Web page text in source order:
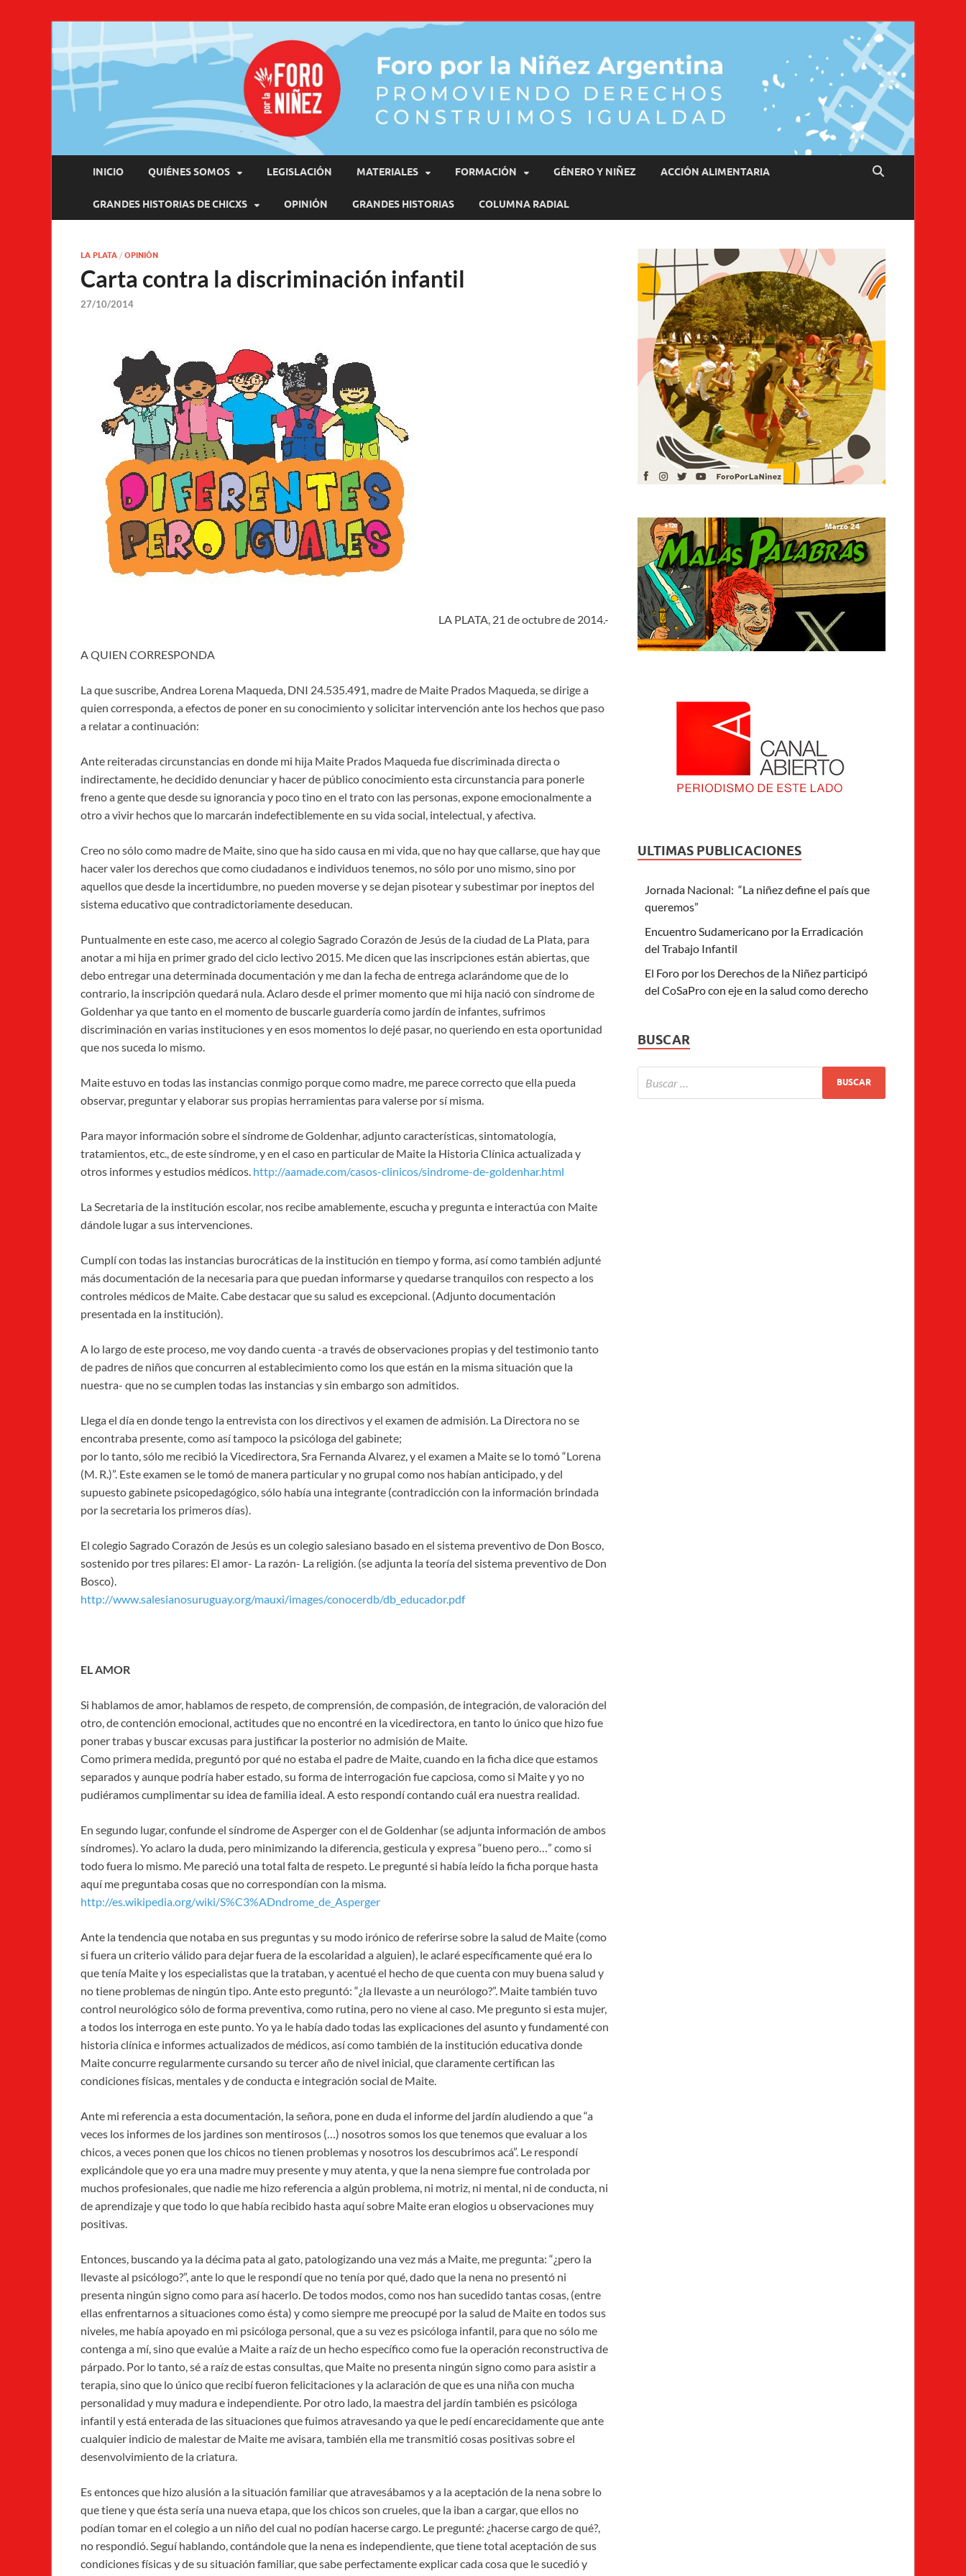
Promoviendo Derechos, Construimos Igualdad
INICIO QUIÉNES SOMOS LEGISLACIÓN MATERIALES FORMACIÓN GÉNERO Y NIÑEZ ACCIÓN ALIMENTARIA
GRANDES HISTORIAS DE CHICXS OPINIÓN GRANDES HISTORIAS COLUMNA RADIAL
LA PLATA / OPINIÓN
Carta contra la discriminación infantil
27/10/2014
LA PLATA, 21 de octubre de 2014.-
A QUIEN CORRESPONDA
La que suscribe, Andrea Lorena Maqueda, DNI 24.535.491, madre de Maite Prados Maqueda, se dirige a
quien corresponda, a efectos de poner en su conocimiento y solicitar intervención ante los hechos que paso
a relatar a continuación:
Ante reiteradas circunstancias en donde mi hija Maite Prados Maqueda fue discriminada directa o
indirectamente, he decidido denunciar y hacer de público conocimiento esta circunstancia para ponerle
freno a gente que desde su ignorancia y poco tino en el trato con las personas, expone emocionalmente a
otro a vivir hechos que lo marcarán indefectiblemente en su vida social, intelectual, y afectiva.
Creo no sólo como madre de Maite, sino que ha sido causa en mi vida, que no hay que callarse, que hay que
hacer valer los derechos que como ciudadanos e individuos tenemos, no sólo por uno mismo, sino por
aquellos que desde la incertidumbre, no pueden moverse y se dejan pisotear y subestimar por ineptos del
sistema educativo que contradictoriamente deseducan.
Puntualmente en este caso, me acerco al colegio Sagrado Corazón de Jesús de la ciudad de La Plata, para
anotar a mi hija en primer grado del ciclo lectivo 2015. Me dicen que las inscripciones están abiertas, que
debo entregar una determinada documentación y me dan la fecha de entrega aclarándome que de lo
contrario, la inscripción quedará nula. Aclaro desde el primer momento que mi hija nació con síndrome de
Goldenhar ya que tanto en el momento de buscarle guardería como jardín de infantes, sufrimos
discriminación en varias instituciones y en esos momentos lo dejé pasar, no queriendo en esta oportunidad
que nos suceda lo mismo.
Maite estuvo en todas las instancias conmigo porque como madre, me parece correcto que ella pueda
observar, preguntar y elaborar sus propias herramientas para valerse por sí misma.
Para mayor información sobre el síndrome de Goldenhar, adjunto características, sintomatología,
tratamientos, etc., de este síndrome, y en el caso en particular de Maite la Historia Clínica actualizada y
otros informes y estudios médicos. http://aamade.com/casos-clinicos/sindrome-de-goldenhar.html
La Secretaria de la institución escolar, nos recibe amablemente, escucha y pregunta e interactúa con Maite
dándole lugar a sus intervenciones.
Cumplí con todas las instancias burocráticas de la institución en tiempo y forma, así como también adjunté
más documentación de la necesaria para que puedan informarse y quedarse tranquilos con respecto a los
controles médicos de Maite. Cabe destacar que su salud es excepcional. (Adjunto documentación
presentada en la institución).
A lo largo de este proceso, me voy dando cuenta -a través de observaciones propias y del testimonio tanto
de padres de niños que concurren al establecimiento como los que están en la misma situación que la
nuestra- que no se cumplen todas las instancias y sin embargo son admitidos.
Llega el día en donde tengo la entrevista con los directivos y el examen de admisión. La Directora no se
encontraba presente, como así tampoco la psicóloga del gabinete;
por lo tanto, sólo me recibió la Vicedirectora, Sra Fernanda Alvarez, y el examen a Maite se lo tomó “Lorena
(M. R.)”. Este examen se le tomó de manera particular y no grupal como nos habían anticipado, y del
supuesto gabinete psicopedagógico, sólo había una integrante (contradicción con la información brindada
por la secretaria los primeros días).
El colegio Sagrado Corazón de Jesús es un colegio salesiano basado en el sistema preventivo de Don Bosco,
sostenido por tres pilares: El amor- La razón- La religión. (se adjunta la teoría del sistema preventivo de Don
Bosco).
http://www.salesianosuruguay.org/mauxi/images/conocerdb/db_educador.pdf
EL AMOR
Si hablamos de amor, hablamos de respeto, de comprensión, de compasión, de integración, de valoración del
otro, de contención emocional, actitudes que no encontré en la vicedirectora, en tanto lo único que hizo fue
poner trabas y buscar excusas para justificar la posterior no admisión de Maite.
Como primera medida, preguntó por qué no estaba el padre de Maite, cuando en la ficha dice que estamos
separados y aunque podría haber estado, su forma de interrogación fue capciosa, como si Maite y yo no
pudiéramos cumplimentar su idea de familia ideal. A esto respondí contando cuál era nuestra realidad.
En segundo lugar, confunde el síndrome de Asperger con el de Goldenhar (se adjunta información de ambos
síndromes). Yo aclaro la duda, pero minimizando la diferencia, gesticula y expresa “bueno pero…” como si
todo fuera lo mismo. Me pareció una total falta de respeto. Le pregunté si había leído la ficha porque hasta
aquí me preguntaba cosas que no correspondían con la misma.
http://es.wikipedia.org/wiki/S%C3%ADndrome_de_Asperger
Ante la tendencia que notaba en sus preguntas y su modo irónico de referirse sobre la salud de Maite (como
si fuera un criterio válido para dejar fuera de la escolaridad a alguien), le aclaré específicamente qué era lo
que tenía Maite y los especialistas que la trataban, y acentué el hecho de que cuenta con muy buena salud y
no tiene problemas de ningún tipo. Ante esto preguntó: “¿la llevaste a un neurólogo?”. Maite también tuvo
control neurológico sólo de forma preventiva, como rutina, pero no viene al caso. Me pregunto si esta mujer,
a todos los interroga en este punto. Yo ya le había dado todas las explicaciones del asunto y fundamenté con
historia clínica e informes actualizados de médicos, así como también de la institución educativa donde
Maite concurre regularmente cursando su tercer año de nivel inicial, que claramente certifican las
condiciones físicas, mentales y de conducta e integración social de Maite.
Ante mi referencia a esta documentación, la señora, pone en duda el informe del jardín aludiendo a que “a
veces los informes de los jardines son mentirosos (…) nosotros somos los que tenemos que evaluar a los
chicos, a veces ponen que los chicos no tienen problemas y nosotros los descubrimos acá”. Le respondí
explicándole que yo era una madre muy presente y muy atenta, y que la nena siempre fue controlada por
muchos profesionales, que nadie me hizo referencia a algún problema, ni motriz, ni mental, ni de conducta, ni
de aprendizaje y que todo lo que había recibido hasta aquí sobre Maite eran elogios u observaciones muy
positivas.
Entonces, buscando ya la décima pata al gato, patologizando una vez más a Maite, me pregunta: “¿pero la
llevaste al psicólogo?”, ante lo que le respondí que no tenía por qué, dado que la nena no presentó ni
presenta ningún signo como para así hacerlo. De todos modos, como nos han sucedido tantas cosas, (entre
ellas enfrentarnos a situaciones como ésta) y como siempre me preocupé por la salud de Maite en todos sus
niveles, me había apoyado en mi psicóloga personal, que a su vez es psicóloga infantil, para que no sólo me
contenga a mí, sino que evalúe a Maite a raíz de un hecho específico como fue la operación reconstructiva de
párpado. Por lo tanto, sé a raíz de estas consultas, que Maite no presenta ningún signo como para asistir a
terapia, sino que lo único que recibí fueron felicitaciones y la aclaración de que es una niña con mucha
personalidad y muy madura e independiente. Por otro lado, la maestra del jardín también es psicóloga
infantil y está enterada de las situaciones que fuimos atravesando ya que le pedí encarecidamente que ante
cualquier indicio de malestar de Maite me avisara, también ella me transmitió cosas positivas sobre el
desenvolvimiento de la criatura.
Es entonces que hizo alusión a la situación familiar que atravesábamos y a la aceptación de la nena sobre lo
que tiene y que ésta sería una nueva etapa, que los chicos son crueles, que la iban a cargar, que ellos no
podían tomar en el colegio a un niño del cual no podían hacerse cargo. Le pregunté: ¿hacerse cargo de qué?,
no respondió. Seguí hablando, contándole que la nena es independiente, que tiene total aceptación de sus
condiciones físicas y de su situación familiar, que sabe perfectamente explicar cada cosa que le sucedió y
ULTIMAS PUBLICACIONES
Jornada Nacional: “La niñez define el país que
queremos”
Encuentro Sudamericano por la Erradicación
del Trabajo Infantil
El Foro por los Derechos de la Niñez participó
del CoSaPro con eje en la salud como derecho
BUSCAR